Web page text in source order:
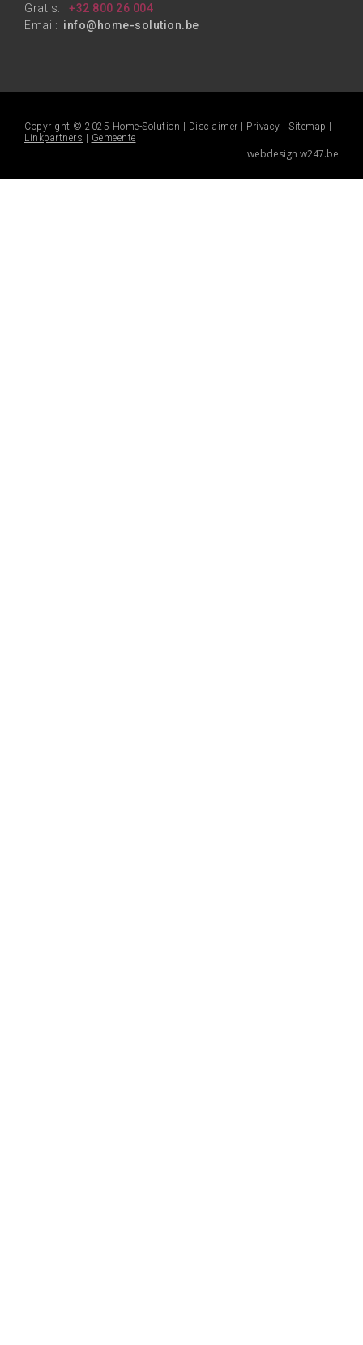
Gratis:
+32 800 26 004
Email: info@home-solution.be
Copyright © 2025 Home-Solution | Disclaimer Privacy Sitemap
Linkpartners
Gemeente
webdesign w247.be